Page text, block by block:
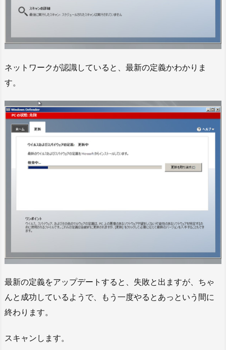
ネットワークが認識していると、最新の定義かわかりま
す。
最新の定義をアップデートすると、失敗と出ますが、ちゃ
んと成功しているようで、もう一度やるとあっという間に
終わります。
スキャンします。